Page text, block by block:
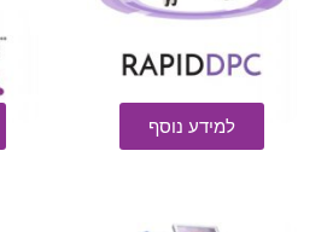
למידע נוסף